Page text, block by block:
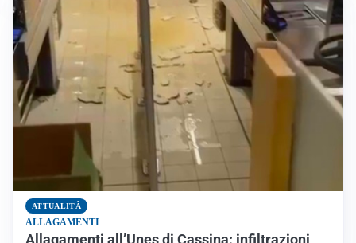
ATTUALITÀ
ALLAGAMENTI
Allagamenti all’Unes di Cassina: infiltrazioni